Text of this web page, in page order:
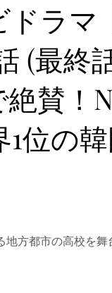
ドラマ
(最終
賛！
位の
方都市の高校を舞